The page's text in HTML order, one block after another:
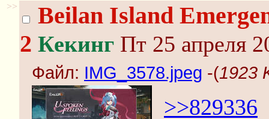
>>
Beilan Island
2 Кекинг Пт 25 апреля
Файл: IMG_3578.jpeg -(1923
>>829336